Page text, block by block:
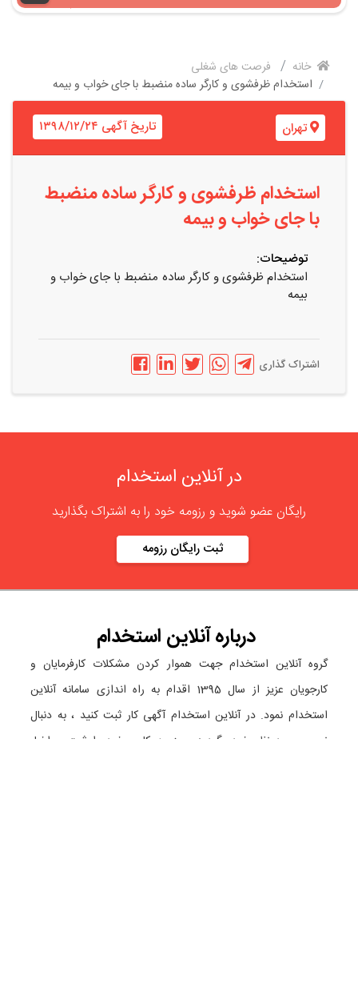
خانه
فرصت های شغلی
استخدام ظرفشوی و کارگر ساده منضبط با جای خواب و بیمه
تهران تاریخ آگهی ۱۳۹۸/۱۲/۲۴
استخدام ظرفشوی و کارگر ساده منضبط
با جای خواب و بیمه
توضیحات:
استخدام ظرفشوی و کارگر ساده منضبط با جای خواب و
بیمه
اشتراک گذاری
در آنلاین استخدام
رایگان عضو شوید و رزومه خود را به اشتراک بگذارید
ثبت رایگان رزومه
دربارهآنلاین استخدام
گروه آنلاین استخدام جهت هموار کردن مشکلات کارفرمایان و
کارجویان عزیز از سال 1395 اقدام به راه اندازی سامانه آنلاین
استخدام نمود. در آنلاین استخدام آگهی کار ثبت کنید ، به دنبال
نیروی مورد نظر خود بگردید ، رزومه کاری خود را ثبت و اخبار